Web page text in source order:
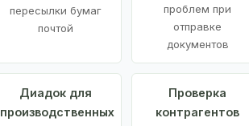
пересылки бумаг
почтой
проблем при
отправке
документов
Диадок для
производственных
Проверка
контрагентов